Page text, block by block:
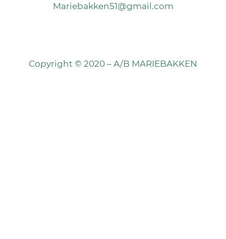
Mariebakken51@gmail.com
Copyright © 2020 – A/B MARIEBAKKEN